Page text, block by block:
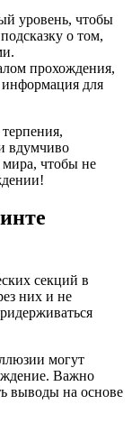
уровень, чтобы
о том,
прохождения,
для
вдумчиво
мира, чтобы не
секций в
них и не
могут
Важно
выводы на основе